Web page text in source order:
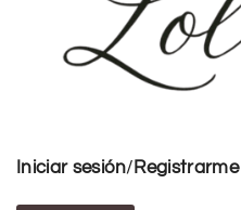
Iniciar sesión/ Registrarme